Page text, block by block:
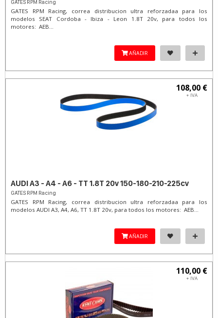
GATES RPM Racing
GATES RPM Racing, correa distribucion ultra reforzadaa para los
modelos SEAT Cordoba - Ibiza - Leon 1.8T 20v, para todos los
motores: AEB...
AÑADIR
108,00 €
+ IVA
AUDI A3 - A4 - A6 - TT 1.8T 20v 150-180-210-225cv
GATES RPM Racing
GATES RPM Racing, correa distribucion ultra reforzadaa para los
modelos AUDI A3, A4, A6, TT 1.8T 20v, para todos los motores: AEB...
AÑADIR
110,00 €
+ IVA